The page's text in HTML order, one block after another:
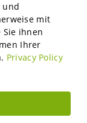
SPANISH
FRENCH
ITALIAN
ESTONIAN
und
mit
ihnen
Ihrer
Privacy Policy